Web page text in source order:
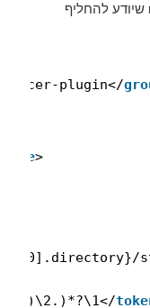
כעת נשתמש בתוסף נוסף בשם replacer שיודע להחליף
plugin</
>